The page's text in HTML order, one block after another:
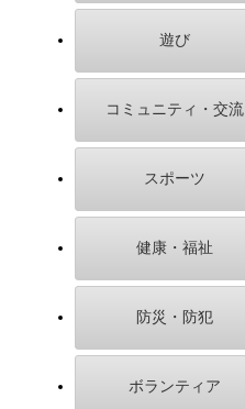
遊び
コミュニティ・交流
スポーツ
健康・福祉
防災・防犯
ボランティア